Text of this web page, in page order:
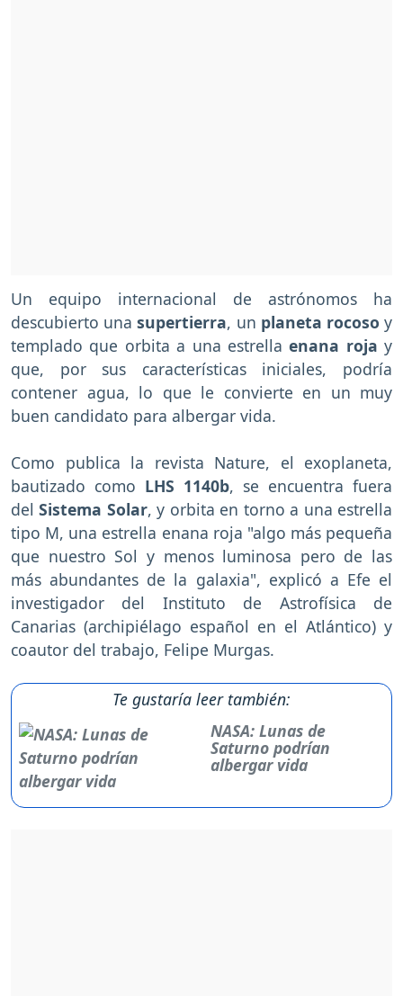
Un equipo internacional de astrónomos ha
descubierto unasupertierra, un planeta rocoso y
templado que orbita a una estrellaenana roja y
que, por sus características iniciales, podría
contener agua, lo que le convierte en un muy
buen candidato para albergar vida.
Como publica la revista Nature, el exoplaneta,
bautizado como LHS 1140b, se encuentra fuera
delSistema Solar, y orbita en torno a una estrella
tipo M, una estrella enana roja "algo más pequeña
que nuestro Sol y menos luminosa pero de las
más abundantes de la galaxia", explicó a Efe el
investigador del Instituto de Astrofísica de
Canarias (archipiélago español en el Atlántico) y
coautor del trabajo, Felipe Murgas.
Te gustaría leer también:
NASA: Lunas de
Saturno podrían
albergar vida